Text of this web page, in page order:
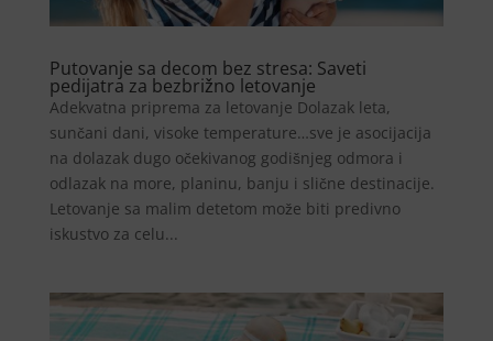
Putovanje sa decom bez stresa: Saveti
pedijatra za bezbrižno letovanje
Adekvatna priprema za letovanje Dolazak leta,
sunčani dani, visoke temperature…sve je asocijacija
na dolazak dugo očekivanog godišnjeg odmora i
odlazak na more, planinu, banju i slične destinacije.
Letovanje sa malim detetom može biti predivno
iskustvo za celu...